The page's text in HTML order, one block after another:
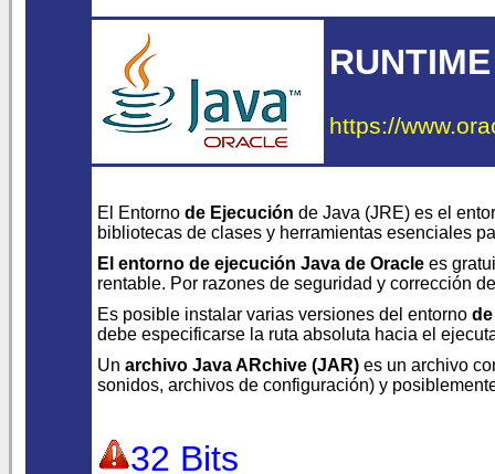
https://
El Entorno de Ejecución de Java (JRE) es el
bibliotecas de clases y herramientas esenciales
El entorno de ejecución Java de Oracle es
rentable. Por razones de seguridad y corrección
Es posible instalar varias versiones del entorno
debe especificarse la ruta absoluta hacia el
Un archivo Java ARchive (JAR) es un archivo
sonidos, archivos de configuración) y
32 Bits